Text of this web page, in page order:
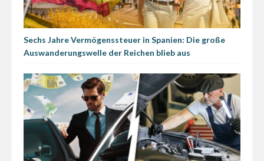
Sechs Jahre Vermögenssteuer in Spanien: Die große
Auswanderungswelle der Reichen blieb aus